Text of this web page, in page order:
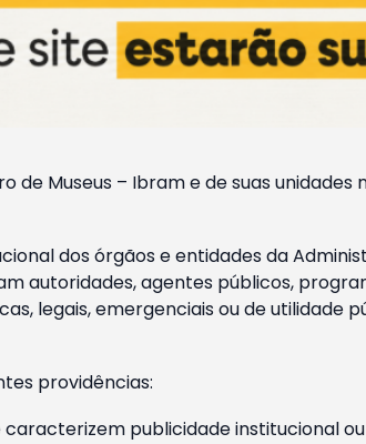
de Museus – Ibram e de suas
dos órgãos e entidades da
autoridades, agentes públicos,
legais, emergenciais ou de utilidade
providências:
publicidade institucional